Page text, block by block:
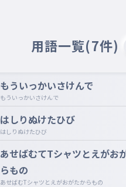
用語一覧(7件)
もういっかいさけんで
もういっかいさけんで
はしりぬけたひび
はしりぬけたひび
あせばむてTシャツとえがお
らもの
あせばむTシャツとえがおがたからもの